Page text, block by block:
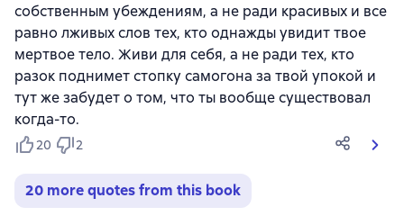
собственным убеждениям, а не ради красивых и все
равно лживых слов тех, кто однажды увидит твое
мертвое тело. Живи для себя, а не ради тех, кто
разок поднимет стопку самогона за твой упокой и
тут же забудет о том, что ты вообще существовал
когда-то.
20 2
20 more quotes from this book